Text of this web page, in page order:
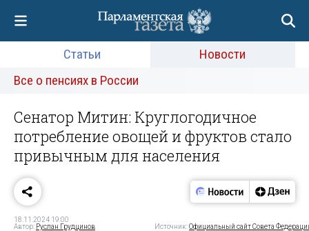
Статьи
Новости
Все о пенсиях в России
Сенатор Митин: Круглогодичное
потребление овощей и фруктов стало
привычным для населения
18.11.2024 19:00
Автор: Руслан Грудцинов Источник:Официальный сайт Совета